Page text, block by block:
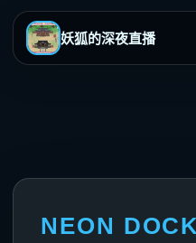
妖狐的深夜直播
NEON DOCK